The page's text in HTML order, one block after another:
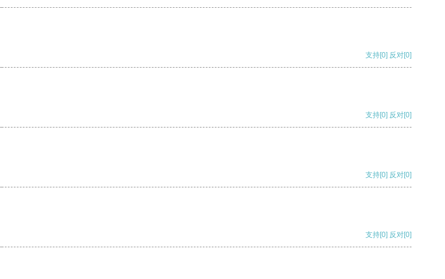
支持[0] 反对[0]
支持[0] 反对[0]
支持[0] 反对[0]
支持[0] 反对[0]